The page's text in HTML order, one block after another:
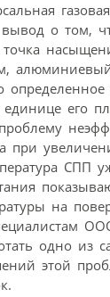
о том,
точка
его
при
СПП
на
одно из
этой